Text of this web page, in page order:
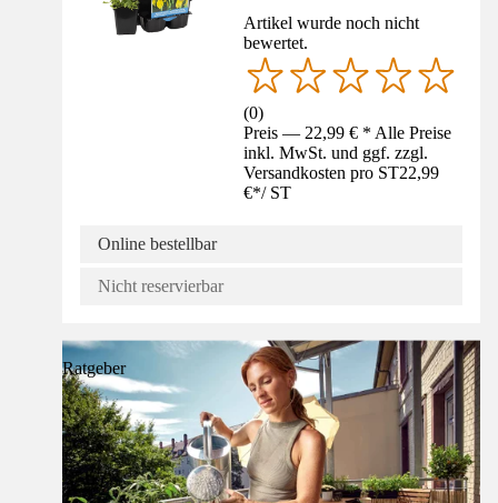
Artikel wurde noch nicht
bewertet.
(0)
Preis — 22,99 € * Alle Preise
inkl. MwSt. und ggf. zzgl.
Versandkosten pro ST22,99
€*/ ST
Online bestellbar
Nicht reservierbar
Ratgeber